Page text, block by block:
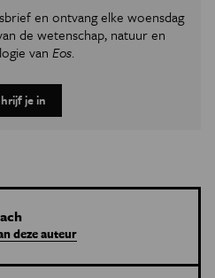
en ontvang elke woensdag
de wetenschap, natuur en
van Eos.
je in
deze auteur